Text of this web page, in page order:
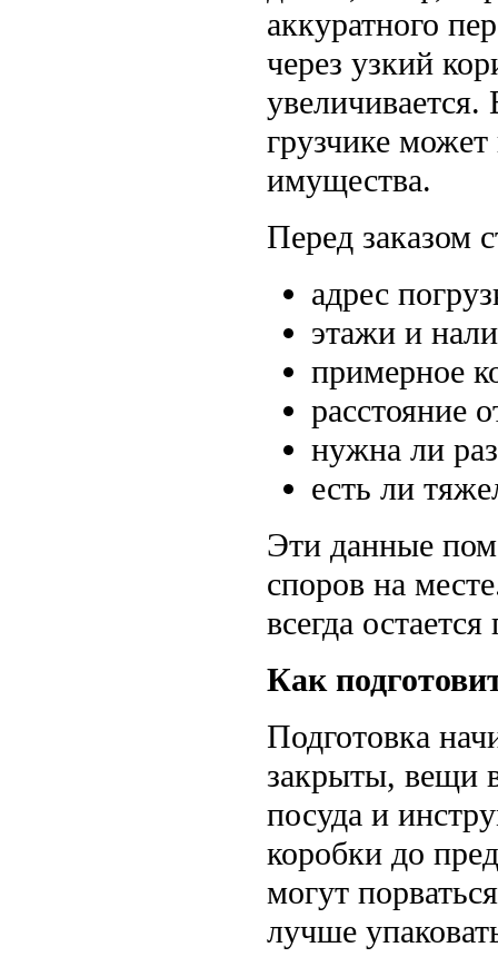
аккуратного
через узкий
грузчике
имущества.
Перед заказом
адрес
этажи и
примерное
расстояние
нужна ли
есть ли
Эти данные
споров на
всегда
Как
Подготовка
закрыты, вещи
посуда и
коробки до
могут
лучше